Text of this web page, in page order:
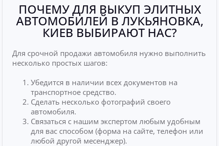
ПОЧЕМУ ДЛЯ ВЫКУП ЭЛИТНЫХ
АВТОМОБИЛЕЙ В ЛУКЬЯНОВКА,
КИЕВ ВЫБИРАЮТ НАС?
Для срочной продажи автомобиля нужно выполнить
несколько простых шагов:
Убедится в наличии всех документов на
транспортное средство.
Сделать несколько фотографий своего
автомобиля.
Связаться с нашим экспертом любым удобным
для вас способом (форма на сайте, телефон или
любой другой месенджер).